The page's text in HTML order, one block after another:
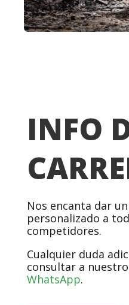
INFO
Nos encanta dar
personalizado a
competidores.
Cualquier duda
consultar a
WhatsApp.